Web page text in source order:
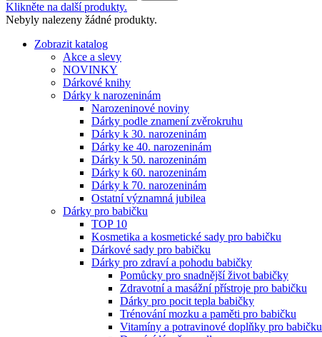
Klikněte na další produkty.
Nebyly nalezeny žádné produkty.
Zobrazit katalog
Akce a slevy
NOVINKY
Dárkové knihy
Dárky k narozeninám
Narozeninové noviny
Dárky podle znamení zvěrokruhu
Dárky k 30. narozeninám
Dárky ke 40. narozeninám
Dárky k 50. narozeninám
Dárky k 60. narozeninám
Dárky k 70. narozeninám
Ostatní významná jubilea
Dárky pro babičku
TOP 10
Kosmetika a kosmetické sady pro babičku
Dárkové sady pro babičku
Dárky pro zdraví a pohodu babičky
Pomůcky pro snadnější život babičky
Zdravotní a masážní přístroje pro babičku
Dárky pro pocit tepla babičky
Trénování mozku a paměti pro babičku
Vitamíny a potravinové doplňky pro babičku